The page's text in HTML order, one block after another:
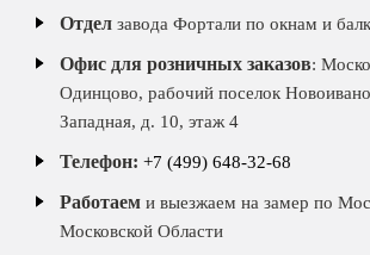
Отдел завода Фортали по окнам и
Офис для розничных заказов:
Одинцово, рабочий поселок
Западная, д. 10, этаж 4
Телефон: +7 (499) 648-32-68
Работаем и выезжаем на замер по
Московской Области